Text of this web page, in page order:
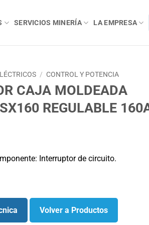
SERVICIOS MINERÍA LA EMPRESA
/ CONTROL Y POTENCIA
CAJA MOLDEADA
REGULABLE
Interruptor de circuito.
Volver a Productos